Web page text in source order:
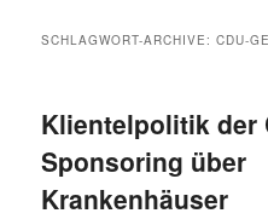
SCHLAGWORT-ARCHIVE:CDU-
Klientelpolitik der
Sponsoring über
Krankenhäuser